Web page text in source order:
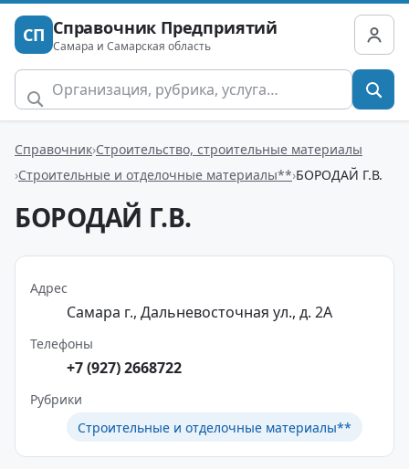
СП Справочник Предприятий
Самара и Самарская область
Справочник Строительство, строительные материалы
Строительные и отделочные материалы** БОРОДАЙ Г.В.
БОРОДАЙ Г.В.
Адрес
Самара г., Дальневосточная ул., д. 2А
Телефоны
+7 (927) 2668722
Рубрики
Строительные и отделочные материалы**